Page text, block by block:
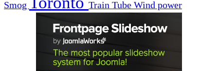
Smog
Train Tube Wind power